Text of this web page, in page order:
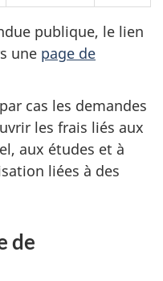
publique, le lien
une page de
cas les demandes
les frais liés aux
aux études et à
liées à des
de